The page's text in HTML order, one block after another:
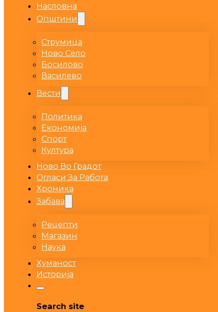
Насловна
Општини
Струмица
Ново Село
Босилово
Василево
Вести
Политика
Економија
Спорт
Култура
Ново Во Градот
Огласи За Работа
Хроника
Забава
Рецепти
Магазин
Наука
Хуманост
Историја
Search site